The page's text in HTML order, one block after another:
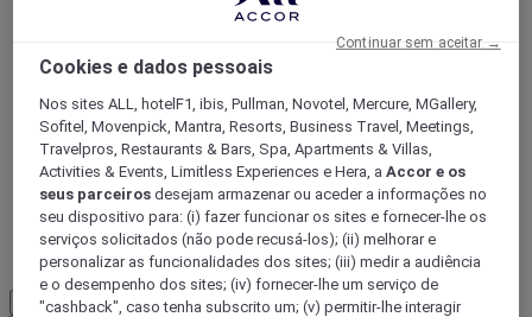
ALL Accor+ Voyager
15% de desconto durante todo o anonas suas
estadias em +30 marcas
DESCOBRIR
Mais
Cookies e dados pessoais
Nos sites ALL, hotelF1, ibis, Pullman, Novotel, Mercure, MGallery,
Sofitel, Movenpick, Mantra, Resorts, Business Travel, Meetings,
Travelpros, Restaurants & Bars, Spa, Apartments & Villas,
Activities & Events, Limitless Experiences e Hera, aAccor e os
seus parceiros desejam armazenar ou aceder a informações no
seu dispositivo para: (i) fazer funcionar os sites e fornecer-lhe os
serviços solicitados (não pode recusá-los); (ii) melhorar e
personalizar as funcionalidades dos sites; (iii) medir a audiência
e o desempenho dos sites; (iv) fornecer-lhe um serviço de
"cashback", caso tenha subscrito um; (v) permitir-lhe interagir
Continuar sem aceitar →